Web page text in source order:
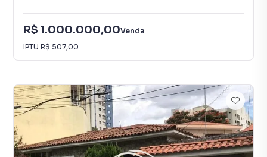
R$ 1.000.000,00Venda
IPTU R$ 507,00